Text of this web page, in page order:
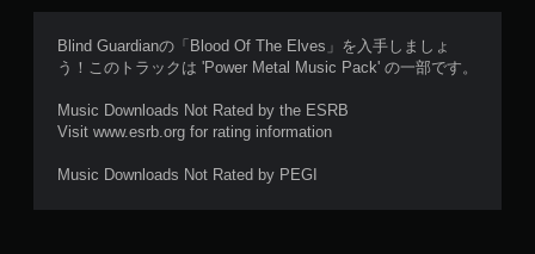
Blind Guardianの「Blood Of The Elves」を入手しましょ
う！このトラックは 'Power Metal Music Pack' の一部です。
Music Downloads Not Rated by the ESRB
Visit www.esrb.org for rating information
Music Downloads Not Rated by PEGI